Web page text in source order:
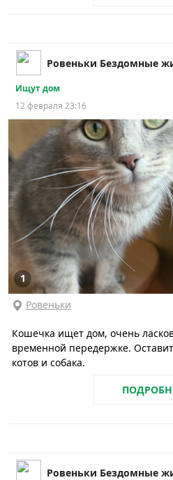
Ровеньки Бездомные
Ищут дом
12 февраля 23:16
1
Ровеньки
Кошечка ищет дом, очень
временной передержке.
котов и собака.
Ровеньки Бездомные